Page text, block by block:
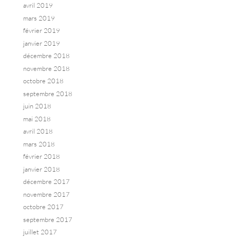
avril 2019
mars 2019
février 2019
janvier 2019
décembre 2018
novembre 2018
octobre 2018
septembre 2018
juin 2018
mai 2018
avril 2018
mars 2018
février 2018
janvier 2018
décembre 2017
novembre 2017
octobre 2017
septembre 2017
juillet 2017